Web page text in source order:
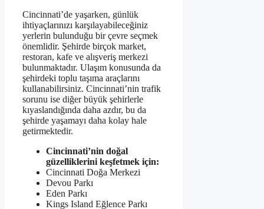
Cincinnati’de yaşarken, günlük
ihtiyaçlarınızı karşılayabileceğiniz
yerlerin bulunduğu bir çevre seçmek
önemlidir. Şehirde birçok market,
restoran, kafe ve alışveriş merkezi
bulunmaktadır. Ulaşım konusunda da
şehirdeki toplu taşıma araçlarını
kullanabilirsiniz. Cincinnati’nin trafik
sorunu ise diğer büyük şehirlerle
kıyaslandığında daha azdır, bu da
şehirde yaşamayı daha kolay hale
getirmektedir.
Cincinnati’nin doğal
güzelliklerini keşfetmek için:
Cincinnati Doğa Merkezi
Devou Parkı
Eden Parkı
Kings Island Eğlence Parkı